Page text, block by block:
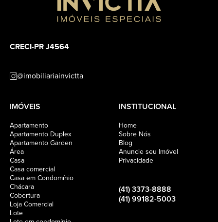
CRECI-PR J4564
@imobiliariainvictta
IMÓVEIS
Apartamento
Apartamento Duplex
Apartamento Garden
Área
Casa
Casa comercial
Casa em Condomínio
Chácara
Cobertura
Loja Comercial
Lote
INSTITUCIONAL
Home
Sobre Nós
Blog
Anuncie seu Imóvel
Privacidade
(41) 3373-8888
(41) 99182-5003